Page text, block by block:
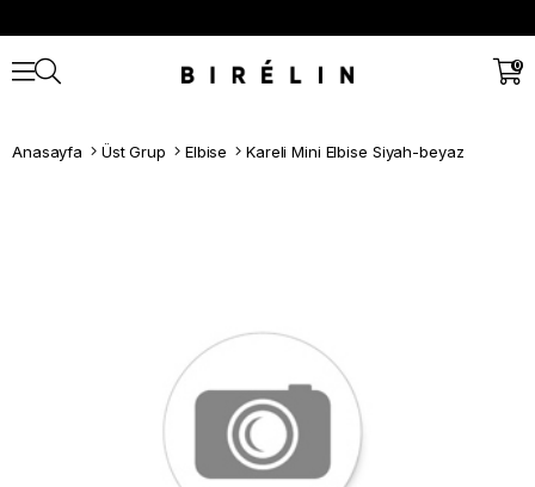
0
Anasayfa Üst Grup Elbise Kareli Mini Elbise Siyah-beyaz